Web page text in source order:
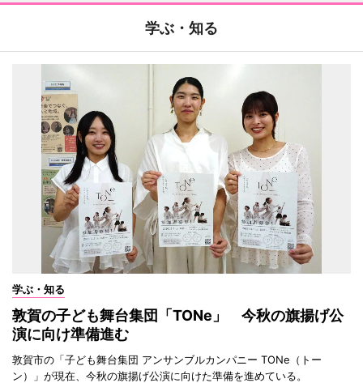
学ぶ・知る
学ぶ・知る
敦賀の子ども舞台集団「TONe」 今秋の旗揚げ公
演に向け準備進む
敦賀市の「子ども舞台集団 アンサンブルカンパニー TONe（トー
ン）」が現在、今秋の旗揚げ公演に向けた準備を進めている。